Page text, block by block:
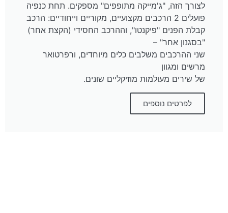
לצורך הזה, "ג'מייקה מתופפים" מספקים. תחת כנפיה
פועלים 2 הרכבים מקצועיים, מקוריים וייחודיים: הרכב
קבלת הפנים "פיקנטו", וההרכב החסידי (הקצת אחר)
"בסגנון אחר" –
שני ההרכבים משלבים כלים מיוחדים, ורפרטואר
מרשים ומגוון
של שירים מעולמות מוזיקליים שונים.
לפרטים נוספים